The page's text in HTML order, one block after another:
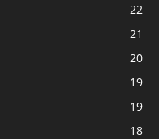
22
21
20
19
19
18